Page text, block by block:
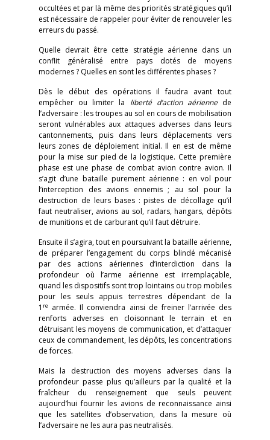
occultées et par là même des priorités stratégiques qu’il
est nécessaire de rappeler pour éviter de renouveler les
erreurs du passé.
Quelle devrait être cette stratégie aérienne dans un
conflit généralisé entre pays dotés de moyens
modernes ? Quelles en sont les différentes phases ?
Dès le début des opérations il faudra avant tout
empêcher ou limiter la liberté d’action aérienne de
l’adversaire : les troupes au sol en cours de mobilisation
seront vulnérables aux attaques adverses dans leurs
cantonnements, puis dans leurs déplacements vers
leurs zones de déploiement initial. Il en est de même
pour la mise sur pied de la logistique. Cette première
phase est une phase de combat avion contre avion. Il
s’agit d’une bataille purement aérienne : en vol pour
l’interception des avions ennemis ; au sol pour la
destruction de leurs bases : pistes de décollage qu’il
faut neutraliser, avions au sol, radars, hangars, dépôts
de munitions et de carburant qu’il faut détruire.
Ensuite il s’agira, tout en poursuivant la bataille aérienne,
de préparer l’engagement du corps blindé mécanisé
par des actions aériennes d’interdiction dans la
profondeur où l’arme aérienne est irremplaçable,
quand les dispositifs sont trop lointains ou trop mobiles
pour les seuls appuis terrestres dépendant de la
1 re armée. Il conviendra ainsi de freiner l’arrivée des
renforts adverses en cloisonnant le terrain et en
détruisant les moyens de communication, et d’attaquer
ceux de commandement, les dépôts, les concentrations
de forces.
Mais la destruction des moyens adverses dans la
profondeur passe plus qu’ailleurs par la qualité et la
fraîcheur du renseignement que seuls peuvent
aujourd’hui fournir les avions de reconnaissance ainsi
que les satellites d’observation, dans la mesure où
l’adversaire ne les aura pas neutralisés.